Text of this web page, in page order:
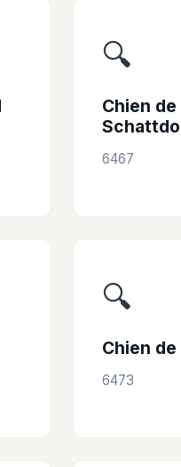
🔍
Chien
6467
🔍
Chien
6473